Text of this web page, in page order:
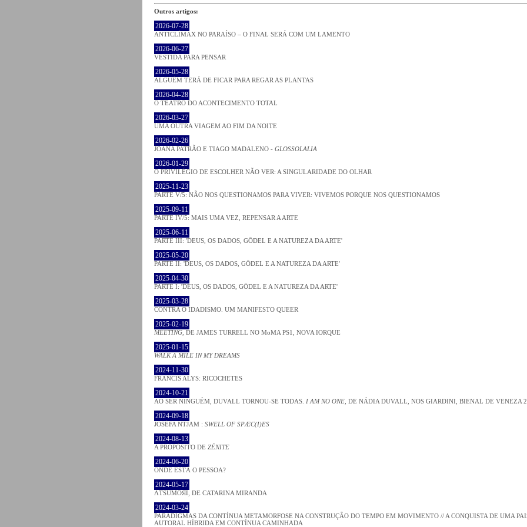
Outros artigos:
2026-07-28
ANTICLÍMAX NO PARAÍSO – O FINAL SERÁ COM UM LAMENTO
2026-06-27
VESTIDA PARA PENSAR
2026-05-28
ALGUÉM TERÁ DE FICAR PARA REGAR AS PLANTAS
2026-04-28
O TEATRO DO ACONTECIMENTO TOTAL
2026-03-27
UMA OUTRA VIAGEM AO FIM DA NOITE
2026-02-26
JOANA PATRÃO E TIAGO MADALENO - GLOSSOLALIA
2026-01-29
O PRIVILÉGIO DE ESCOLHER NÃO VER: A SINGULARIDADE DO OLHAR
2025-11-23
PARTE V/5: NÃO NOS QUESTIONAMOS PARA VIVER: VIVEMOS PORQUE NOS QUESTIONAMOS
2025-09-11
PARTE IV/5: MAIS UMA VEZ, REPENSAR A ARTE
2025-06-11
PARTE III: 'DEUS, OS DADOS, GÖDEL E A NATUREZA DA ARTE'
2025-05-20
PARTE II: 'DEUS, OS DADOS, GÖDEL E A NATUREZA DA ARTE'
2025-04-30
PARTE I: 'DEUS, OS DADOS, GÖDEL E A NATUREZA DA ARTE'
2025-03-28
CONTRA O IDADISMO. UM MANIFESTO QUEER
2025-02-19
MEETING , DE JAMES TURRELL NO MoMA PS1, NOVA IORQUE
2025-01-15
WALK A MILE IN MY DREAMS
2024-11-30
FRANCIS ALYS: RICOCHETES
2024-10-21
AO SER NINGUÉM, DUVALL TORNOU-SE TODAS. I AM NO ONE , DE NÁDIA DUVALL, NOS GIARDINI, BIENAL DE VENEZA
2024-09-18
JOSÈFA NTJAM : SWELL OF SPÆC(I)ES
2024-08-13
A PROPÓSITO DE ZÉNITE
2024-06-20
ONDE ESTÁ O PESSOA?
2024-05-17
ΛƬSUMOЯI, DE CATARINA MIRANDA
2024-03-24
PARADIGMAS DA CONTÍNUA METAMORFOSE NA CONSTRUÇÃO DO TEMPO EM MOVIMENTO // A CONQUISTA DE UMA
AUTORAL HÍBRIDA EM CONTÍNUA CAMINHADA